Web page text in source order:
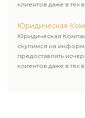
клиентов даже в тех
пользовались
Юридическая
Юридическая
скупимся на
предоставлять
клиентов даже в тех
пользовались